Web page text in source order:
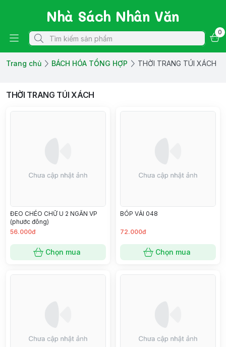
Nhà Sách Nhân Văn
0
Trang chủ BÁCH HÓA TỔNG HỢP THỜI TRANG TÚI XÁCH
THỜI TRANG TÚI XÁCH
ĐEO CHÉO CHỮ U 2 NGĂN VP
(phước đông)
56.000đ
Chọn mua
BÓP VẢI 048
72.000đ
Chọn mua